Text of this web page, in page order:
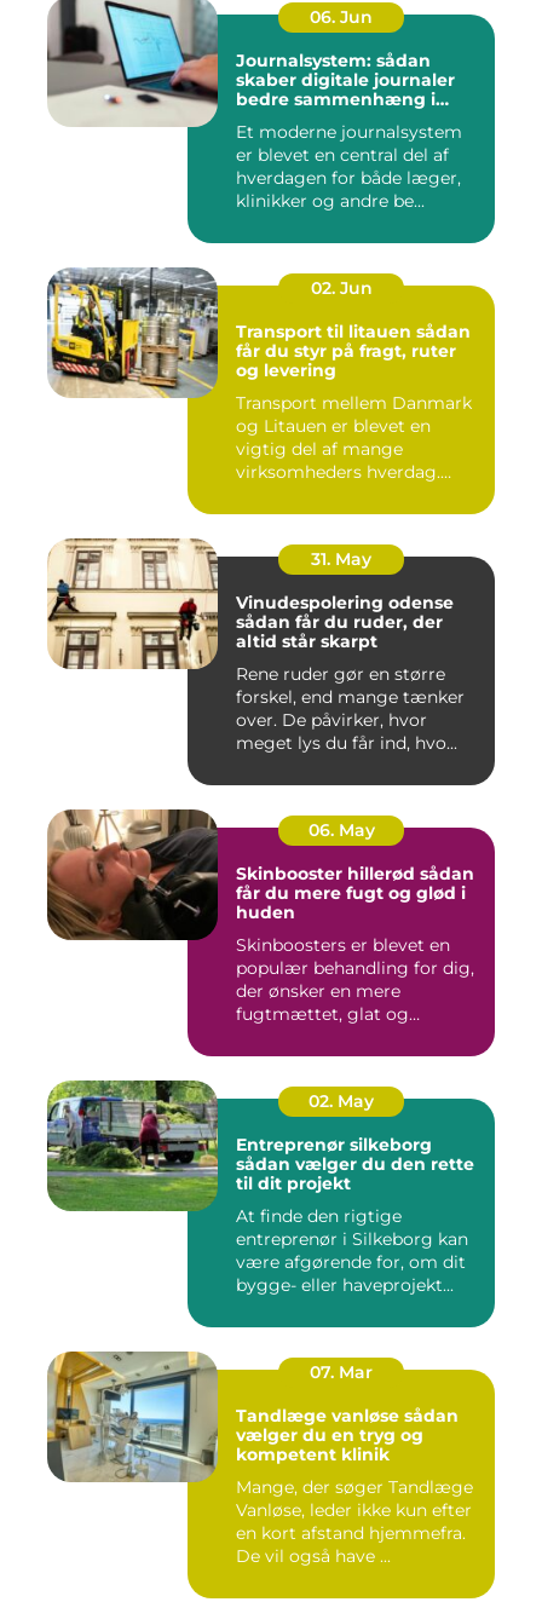
06. Jun
Journalsystem: sådan
skaber digitale journaler
bedre sammenhæng i
Et moderne journalsystem
er blevet en central del af
hverdagen for både læger,
klinikker og andre be...
02. Jun
Transport til litauen sådan
får du styr på fragt, ruter
og levering
Transport mellem Danmark
og Litauen er blevet en
vigtig del af mange
virksomheders hverdag.
31. May
Vinudespolering odense
sådan får du ruder, der
altid står skarpt
Rene ruder gør en større
forskel, end mange tænker
over. De påvirker, hvor
meget lys du får ind, hvo...
06. May
Skinbooster hillerød sådan
får du mere fugt og glød i
huden
Skinboosters er blevet en
populær behandling for dig,
der ønsker en mere
fugtmættet, glat og
02. May
Entreprenør silkeborg
sådan vælger du den rette
til dit projekt
At finde den rigtige
entreprenør i Silkeborg kan
være afgørende for, om dit
bygge- eller haveprojekt...
07. Mar
Tandlæge vanløse sådan
vælger du en tryg og
kompetent klinik
Mange, der søger Tandlæge
Vanløse, leder ikke kun efter
en kort afstand hjemmefra.
De vil også have ...